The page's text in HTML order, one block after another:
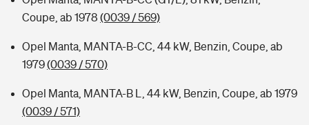
Coupe, ab 1978 (0039 / 569)
Opel Manta, MANTA-B-CC, 44 kW, Benzin, Coupe, ab
1979(0039 / 570)
Opel Manta, MANTA-B L, 44 kW, Benzin, Coupe, ab 1979
(0039 / 571)